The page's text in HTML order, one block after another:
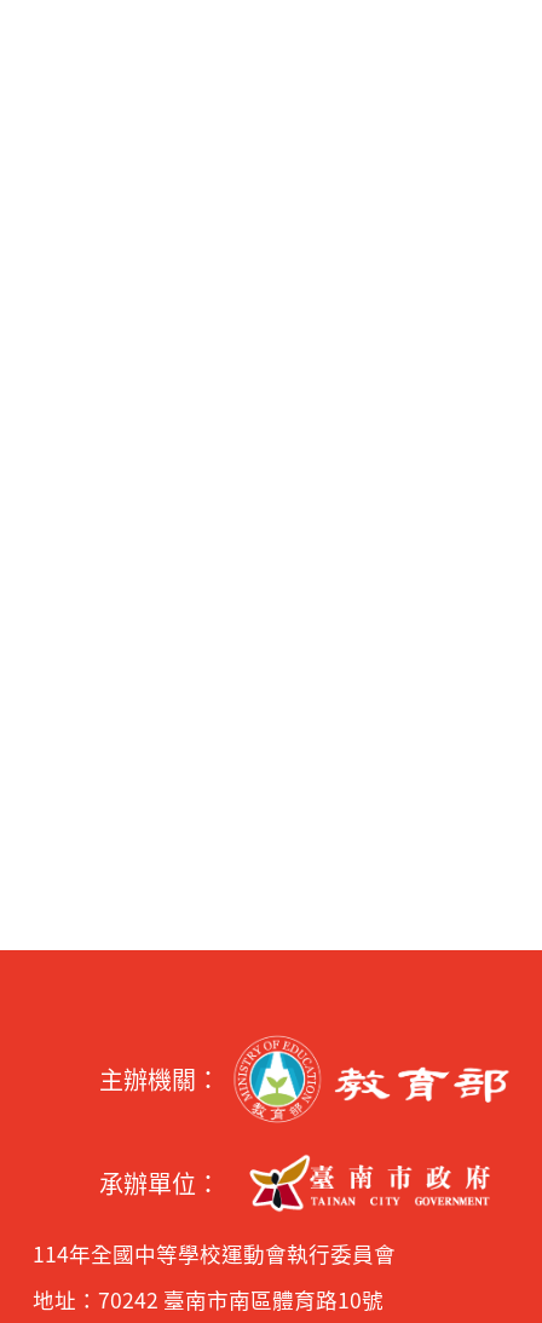
主辦機關：
承辦單位：
114年全國中等學校運動會執行委員會
地址：70242 臺南市南區體育路10號